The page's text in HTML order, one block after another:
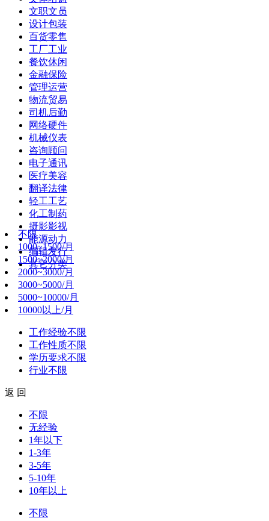
文职文员
设计包装
百货零售
工厂工业
餐饮休闲
金融保险
管理运营
物流贸易
司机后勤
网络硬件
机械仪表
咨询顾问
电子通讯
医疗美容
翻译法律
轻工工艺
化工制药
摄影影视
能源动力
编辑发行
其它分类
不限
1000~1500/月
1500~2000/月
2000~3000/月
3000~5000/月
5000~10000/月
10000以上/月
工作经验不限
工作性质不限
学历要求不限
行业不限
返 回
不限
无经验
1年以下
1-3年
3-5年
5-10年
10年以上
不限